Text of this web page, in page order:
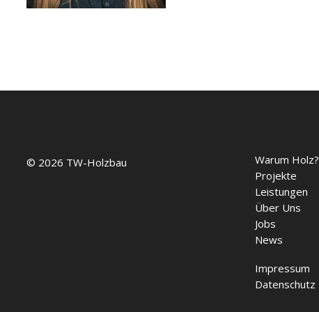
© 2026 TW-Holzbau
Warum Holz?
Projekte
Leistungen
Über Uns
Jobs
News
Impressum
Datenschutz